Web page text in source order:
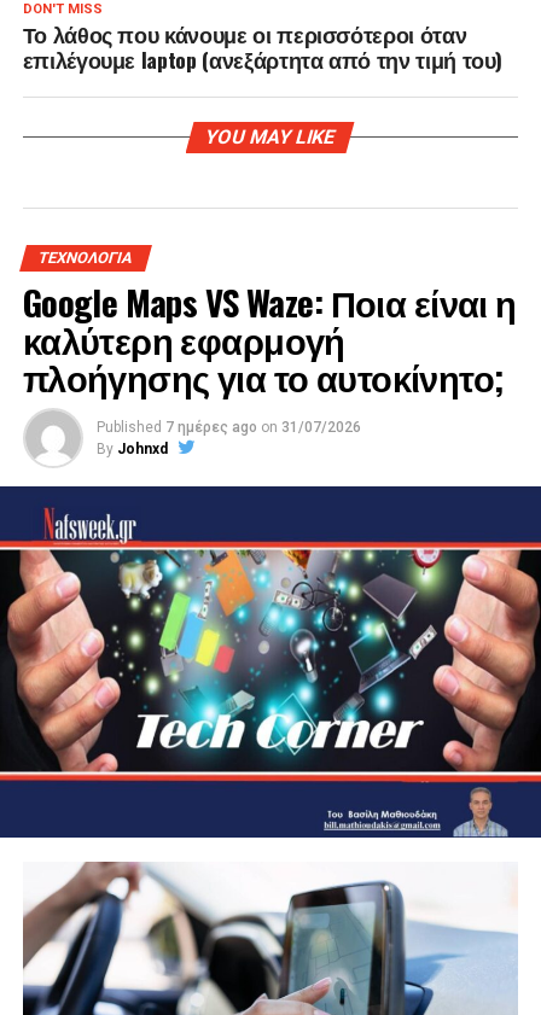
DON'T MISS
Το λάθος που κάνουμε οι περισσότεροι όταν
επιλέγουμε laptop (ανεξάρτητα από την τιμή του)
YOU MAY LIKE
ΤΕΧΝΟΛΟΓΙΑ
Google Maps VS Waze: Ποια είναι η
καλύτερη εφαρμογή
πλοήγησης για το αυτοκίνητο;
Published 7 ημέρες ago on 31/07/2026
By Johnxd